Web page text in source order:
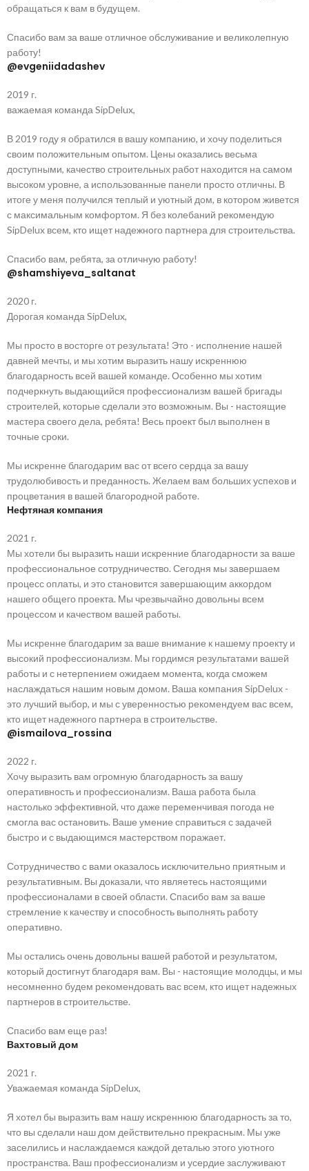
обращаться к вам в будущем.
Спасибо вам за ваше отличное обслуживание и великолепную
работу!
@evgeniidadashev
2019 г.
важаемая команда SipDelux,
В 2019 году я обратился в вашу компанию, и хочу поделиться
своим положительным опытом. Цены оказались весьма
доступными, качество строительных работ находится на самом
высоком уровне, а использованные панели просто отличны. В
итоге у меня получился теплый и уютный дом, в котором живется
с максимальным комфортом. Я без колебаний рекомендую
SipDelux всем, кто ищет надежного партнера для строительства.
Спасибо вам, ребята, за отличную работу!
@shamshiyeva_saltanat
2020 г.
Дорогая команда SipDelux,
Мы просто в восторге от результата! Это - исполнение нашей
давней мечты, и мы хотим выразить нашу искреннюю
благодарность всей вашей команде. Особенно мы хотим
подчеркнуть выдающийся профессионализм вашей бригады
строителей, которые сделали это возможным. Вы - настоящие
мастера своего дела, ребята! Весь проект был выполнен в
точные сроки.
Мы искренне благодарим вас от всего сердца за вашу
трудолюбивость и преданность. Желаем вам больших успехов и
процветания в вашей благородной работе.
Нефтяная компания
2021 г.
Мы хотели бы выразить наши искренние благодарности за ваше
профессиональное сотрудничество. Сегодня мы завершаем
процесс оплаты, и это становится завершающим аккордом
нашего общего проекта. Мы чрезвычайно довольны всем
процессом и качеством вашей работы.
Мы искренне благодарим за ваше внимание к нашему проекту и
высокий профессионализм. Мы гордимся результатами вашей
работы и с нетерпением ожидаем момента, когда сможем
наслаждаться нашим новым домом. Ваша компания SipDelux -
это лучший выбор, и мы с уверенностью рекомендуем вас всем,
кто ищет надежного партнера в строительстве.
@ismailova_rossina
2022 г.
Хочу выразить вам огромную благодарность за вашу
оперативность и профессионализм. Ваша работа была
настолько эффективной, что даже переменчивая погода не
смогла вас остановить. Ваше умение справиться с задачей
быстро и с выдающимся мастерством поражает.
Сотрудничество с вами оказалось исключительно приятным и
результативным. Вы доказали, что являетесь настоящими
профессионалами в своей области. Спасибо вам за ваше
стремление к качеству и способность выполнять работу
оперативно.
Мы остались очень довольны вашей работой и результатом,
который достигнут благодаря вам. Вы - настоящие молодцы, и мы
несомненно будем рекомендовать вас всем, кто ищет надежных
партнеров в строительстве.
Спасибо вам еще раз!
Вахтовый дом
2021 г.
Уважаемая команда SipDelux,
Я хотел бы выразить вам нашу искреннюю благодарность за то,
что вы сделали наш дом действительно прекрасным. Мы уже
заселились и наслаждаемся каждой деталью этого уютного
пространства. Ваш профессионализм и усердие заслуживают